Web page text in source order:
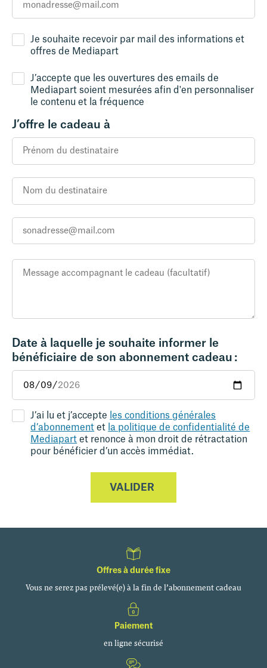
Je souhaite recevoir par mail des informations et
offres de Mediapart
J’accepte que les ouvertures des emails de
Mediapart soient mesurées afin d'en personnaliser
le contenu et la fréquence
J’offre le cadeau à
Date à laquelle je souhaite informer le
bénéficiaire de son abonnement cadeau :
J’ai lu et j’accepte les conditions générales
d’abonnement et la politique de confidentialité de
Mediapart et renonce à mon droit de rétractation
pour bénéficier d’un accès immédiat.
VALIDER
Offres à durée fixe
Vous ne serez pas prélevé(e)à la fin de l’abonnement cadeau
Paiement
en ligne sécurisé